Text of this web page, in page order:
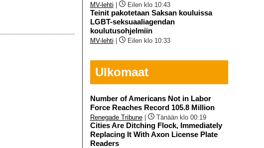
MV-lehti Eilen klo 10:43
Teinit pakotetaan Saksan kouluissa
LGBT-seksuaaliagendan
koulutusohjelmiin
MV-lehti Eilen klo 10:33
Ulkomaat
Number of Americans Not in Labor
Force Reaches Record 105.8 Million
Renegade Tribune| Tänään klo 00:19
Cities Are Ditching Flock, Immediately
Replacing It With Axon License Plate
Readers